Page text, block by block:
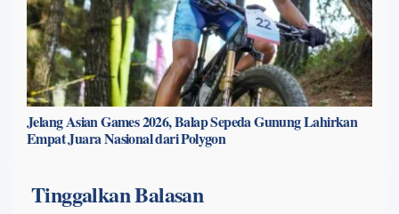
Jelang Asian Games 2026, Balap Sepeda Gunung Lahirkan
Empat Juara Nasional dari Polygon
Tinggalkan Balasan